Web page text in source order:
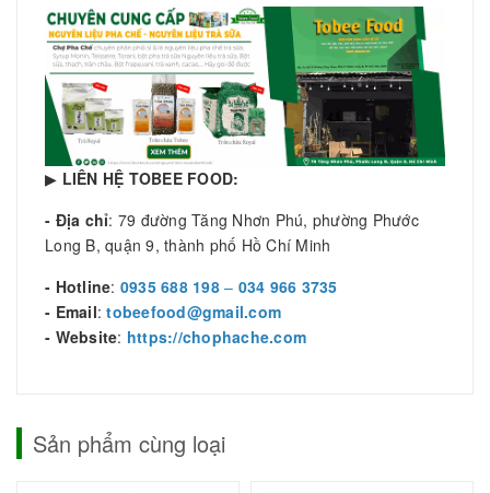
▶ LIÊN HỆ TOBEE FOOD:
- Địa chỉ: 79 đường Tăng Nhơn Phú, phường Phước
Long B, quận 9, thành phố Hồ Chí Minh
- Hotline: 0935 688 198– 034 966 3735
- Email:tobeefood@gmail.com
- Website: https://chophache.com
Sản phẩm cùng loại